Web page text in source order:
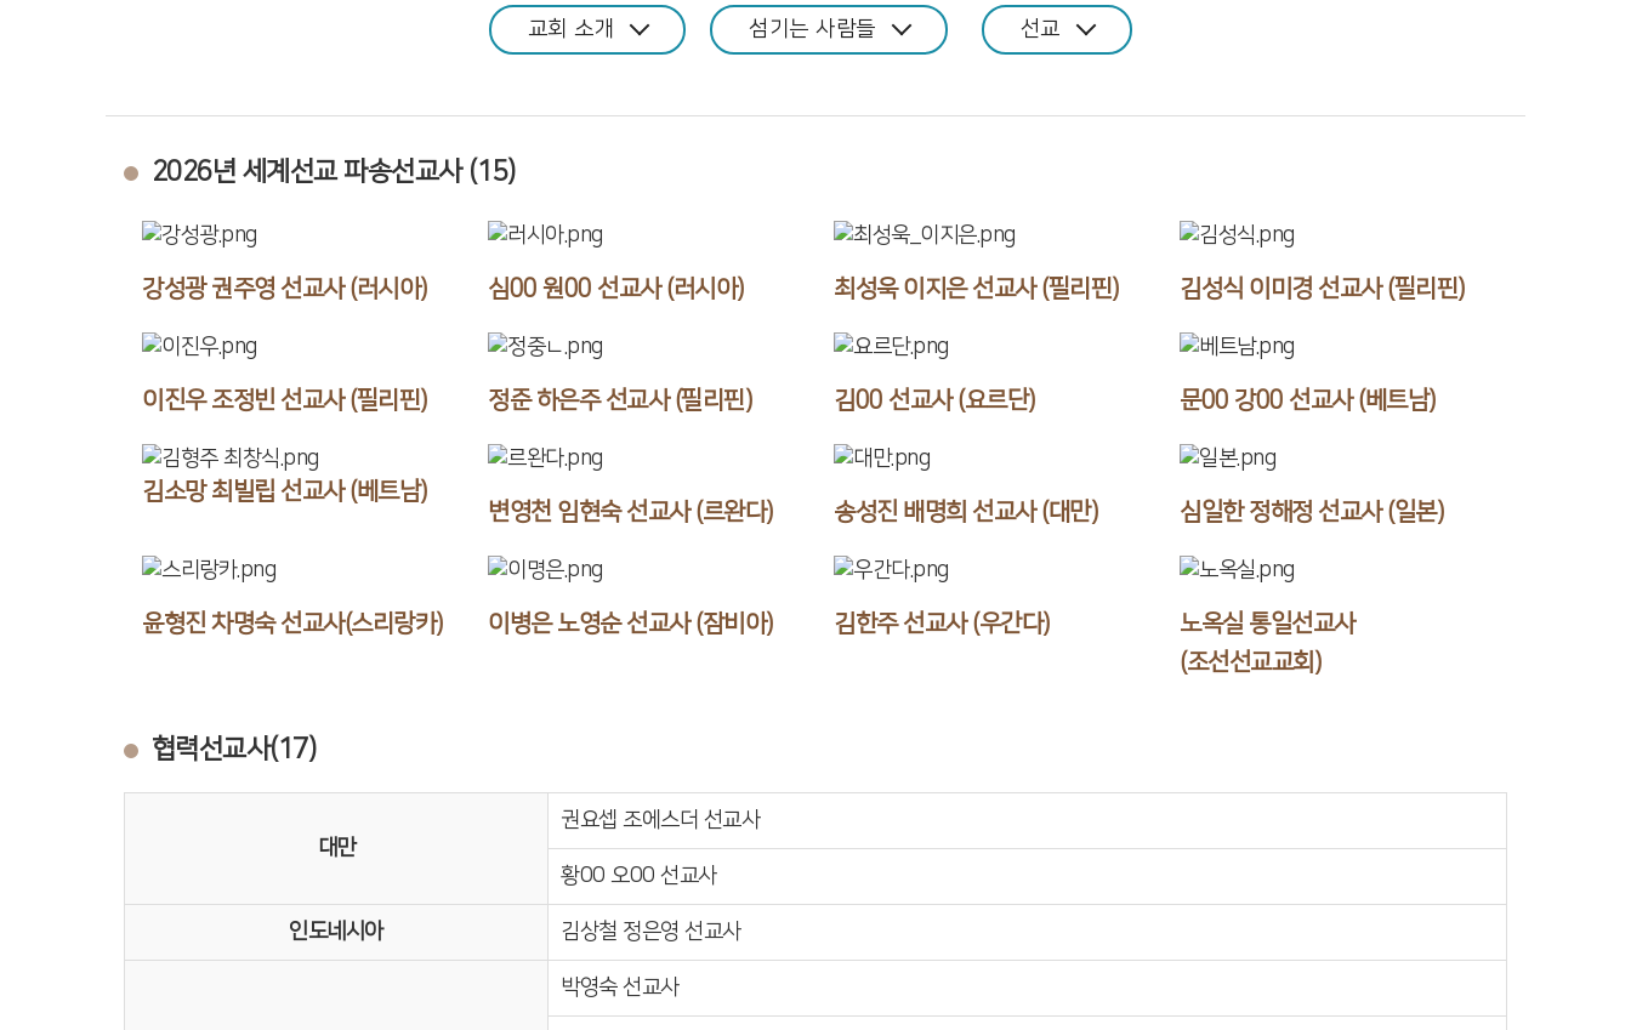
교회 소개 섬기는 사람들 선교
2026년 세계선교 파송선교사 (15)
강성광 권주영 선교사 (러시아) 심00 원00 선교사 (러시아) 최성욱 이지은 선교사 (필리핀) 김성식 이미경 선교사 (필리핀)
이진우 조정빈 선교사 (필리핀) 정준 하은주 선교사 (필리핀) 김00 선교사 (요르단) 문00 강00 선교사 (베트남)
김소망 최빌립 선교사 (베트남)
변영천 임현숙 선교사 (르완다) 송성진 배명희 선교사 (대만) 심일한 정해정 선교사 (일본)
윤형진 차명숙 선교사(스리랑카) 이병은 노영순 선교사 (잠비아) 김한주 선교사 (우간다)
노옥실 통일선교사
(조선선교교회)
협력선교사(17)
대만
권요셉 조에스더 선교사
황00 오00 선교사
인도네시아 김상철 정은영 선교사
박영숙 선교사
복지 문화
커뮤니티